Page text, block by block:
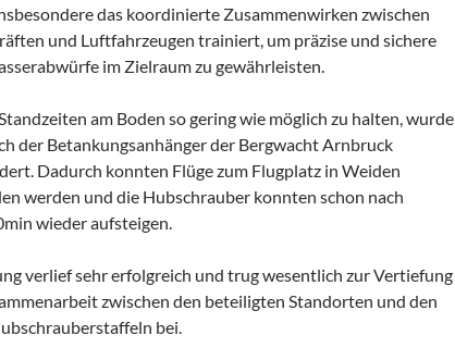
das koordinierte Zusammenwirken zwischen
und Luftfahrzeugen trainiert, um präzise und sichere
im Zielraum zu gewährleisten.
am Boden so gering wie möglich zu halten, wurde
der Betankungsanhänger der Bergwacht Arnbruck
Dadurch konnten Flüge zum Flugplatz in Weiden
werden und die Hubschrauber konnten schon nach
wieder aufsteigen.
verlief sehr erfolgreich und trug wesentlich zur Vertiefung
zwischen den beteiligten Standorten und den
bei.